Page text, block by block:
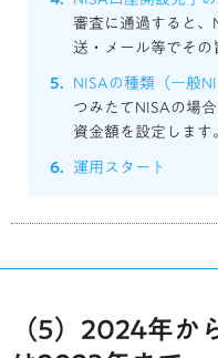
審査に通過すると、
送・メール等でその
NISAの種類（一般
つみたてNISAの場
資金額を設定します
運用スタート
（5）2024年か